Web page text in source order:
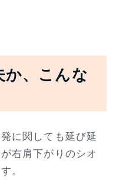
か、こんな
に関しても延び延
右肩下がりのシオ
。